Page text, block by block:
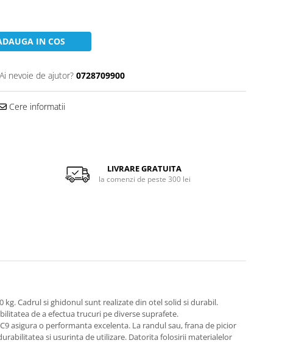
IN COS
Ai nevoie de ajutor? 0728709900
Cere informatii
LIVRARE GRATUITA
la comenzi de peste 300 lei
Cadrul si ghidonul sunt realizate din otel solid si durabil.
de a efectua trucuri pe diverse suprafete.
asigura o performanta excelenta. La randul sau, frana de picior
si usurinta de utilizare. Datorita folosirii materialelor